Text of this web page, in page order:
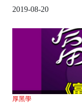
2019-08-20
厚黑學